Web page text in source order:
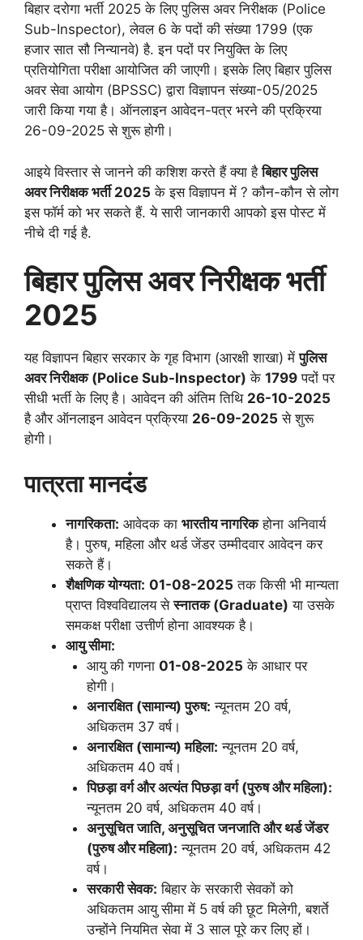
बिहार दरोगा भर्ती 2025 के लिए पुलिस अवर निरीक्षक (Police
Sub-Inspector), लेवल 6 के पदों की संख्या 1799 (एक
हजार सात सौ निन्यानवे) है. इन पदों पर नियुक्ति के लिए
प्रतियोगिता परीक्षा आयोजित की जाएगी। इसके लिए बिहार पुलिस
अवर सेवा आयोग (BPSSC) द्वारा विज्ञापन संख्या-05/2025
जारी किया गया है। ऑनलाइन आवेदन-पत्र भरने की प्रक्रिया
26-09-2025 से शुरू होगी।
आइये विस्तार से जानने की कशिश करते हैं क्या हैबिहार पुलिस
अवर निरीक्षक भर्ती 2025 के इस विज्ञापन में ? कौन-कौन से लोग
इस फॉर्म को भर सकते हैं. ये सारी जानकारी आपको इस पोस्ट में
नीचे दी गई है.
बिहार पुलिस अवर निरीक्षक भर्ती
2025
यह विज्ञापन बिहार सरकार के गृह विभाग (आरक्षी शाखा) मेंपुलिस
अवर निरीक्षक (Police Sub-Inspector) के 1799 पदों पर
सीधी भर्ती के लिए है। आवेदन की अंतिम तिथि 26-10-2025
है और ऑनलाइन आवेदन प्रक्रिया 26-09-2025 से शुरू
होगी।
पात्रता मानदंड
नागरिकता: आवेदक का भारतीय नागरिकहोना अनिवार्य
है। पुरुष, महिला और थर्ड जेंडर उम्मीदवार आवेदन कर
सकते हैं।
शैक्षणिक योग्यता: 01-08-2025 तक किसी भी मान्यता
प्राप्त विश्वविद्यालय सेस्नातक (Graduate) या उसके
समकक्ष परीक्षा उत्तीर्ण होना आवश्यक है।
आयु सीमा:
आयु की गणना 01-08-2025 के आधार पर
होगी।
अनारक्षित (सामान्य) पुरुष: न्यूनतम 20 वर्ष,
अधिकतम 37 वर्ष।
अनारक्षित (सामान्य) महिला: न्यूनतम 20 वर्ष,
अधिकतम 40 वर्ष।
पिछड़ा वर्ग और अत्यंत पिछड़ा वर्ग (पुरुष और महिला):
न्यूनतम 20 वर्ष, अधिकतम 40 वर्ष।
अनुसूचित जाति, अनुसूचित जनजाति और थर्ड जेंडर
(पुरुष और महिला): न्यूनतम 20 वर्ष, अधिकतम 42
वर्ष।
सरकारी सेवक: बिहार के सरकारी सेवकों को
अधिकतम आयु सीमा में 5 वर्ष की छूट मिलेगी, बशर्ते
उन्होंने नियमित सेवा में 3 साल पूरे कर लिए हों।